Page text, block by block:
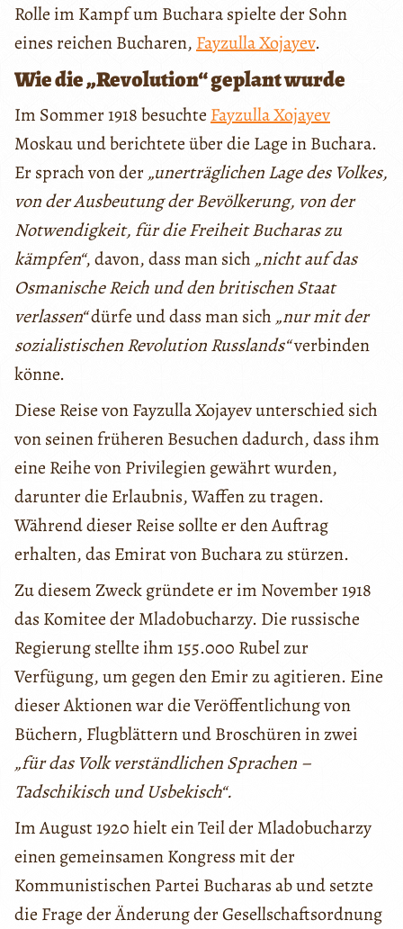
Rolle im Kampf um Buchara spielte der Sohn
eines reichen Bucharen, Fayzulla Xojayev.
Wie die „Revolution“ geplant wurde
Im Sommer 1918 besuchte Fayzulla Xojayev
Moskau und berichtete über die Lage in Buchara.
Er sprach von der„unerträglichen Lage des Volkes,
von der Ausbeutung der Bevölkerung, von der
Notwendigkeit, für die Freiheit Bucharas zu
kämpfen“, davon, dass man sich „nicht auf das
Osmanische Reich und den britischen Staat
verlassen“dürfe und dass man sich „nur mit der
sozialistischen Revolution Russlands“verbinden
könne.
Diese Reise von Fayzulla Xojayev unterschied sich
von seinen früheren Besuchen dadurch, dass ihm
eine Reihe von Privilegien gewährt wurden,
darunter die Erlaubnis, Waffen zu tragen.
Während dieser Reise sollte er den Auftrag
erhalten, das Emirat von Buchara zu stürzen.
Zu diesem Zweck gründete er im November 1918
das Komitee der Mladobucharzy. Die russische
Regierung stellte ihm 155.000 Rubel zur
Verfügung, um gegen den Emir zu agitieren. Eine
dieser Aktionen war die Veröffentlichung von
Büchern, Flugblättern und Broschüren in zwei
„für das Volk verständlichen Sprachen –
Tadschikisch und Usbekisch“.
Im August 1920 hielt ein Teil der Mladobucharzy
einen gemeinsamen Kongress mit der
Kommunistischen Partei Bucharas ab und setzte
die Frage der Änderung der Gesellschaftsordnung